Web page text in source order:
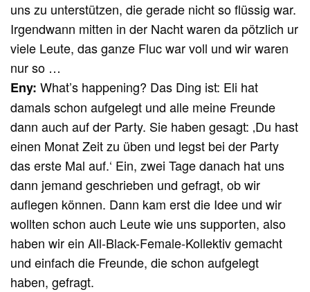
uns zu unterstützen, die gerade nicht so flüssig war.
Irgendwann mitten in der Nacht waren da pötzlich ur
viele Leute, das ganze Fluc war voll und wir waren
nur so …
Eny: What’s happening? Das Ding ist: Eli hat
damals schon aufgelegt und alle meine Freunde
dann auch auf der Party. Sie haben gesagt: ‚Du hast
einen Monat Zeit zu üben und legst bei der Party
das erste Mal auf.‘ Ein, zwei Tage danach hat uns
dann jemand geschrieben und gefragt, ob wir
auflegen können. Dann kam erst die Idee und wir
wollten schon auch Leute wie uns supporten, also
haben wir ein All-Black-Female-Kollektiv gemacht
und einfach die Freunde, die schon aufgelegt
haben, gefragt.